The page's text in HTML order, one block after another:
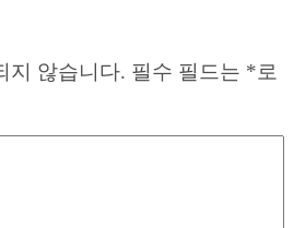
지 않습니다. 필수 필드는 *로